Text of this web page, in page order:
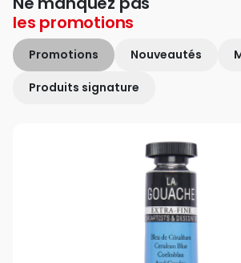
les promotions
Promotions Nouveautés
Produits signature